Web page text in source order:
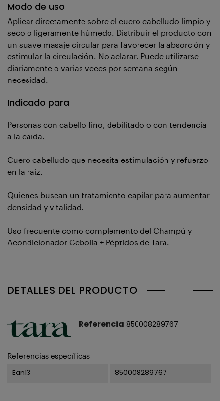
Modo de uso
Aplicar directamente sobre el cuero cabelludo limpio y
seco o ligeramente húmedo. Distribuir el producto con
un suave masaje circular para favorecer la absorción y
estimular la circulación. No aclarar. Puede utilizarse
diariamente o varias veces por semana según
necesidad.
Indicado para
Personas con cabello fino, debilitado o con tendencia
a la caída.
Cuero cabelludo que necesita estimulación y refuerzo
en la raíz.
Quienes buscan un tratamiento capilar para aumentar
densidad y vitalidad.
Uso frecuente como complemento del Champú y
Acondicionador Cebolla + Péptidos de Tara.
DETALLES DEL PRODUCTO
Referencia 850008289767
Referencias específicas
Ean13 850008289767